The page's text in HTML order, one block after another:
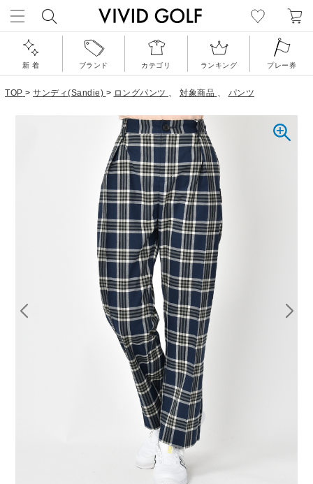
新 着 ブランド カテゴリ ランキング プレー券
TOP > サンディ(Sandie) > ロングパンツ 、 対象商品 、 パンツ